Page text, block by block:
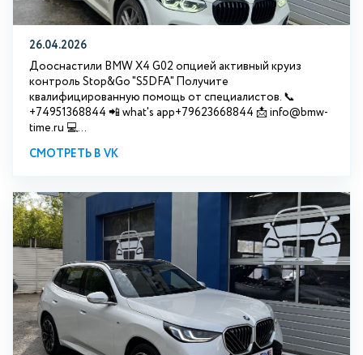
26.04.2026
Дооснастили BMW X4 G02 опцией активный круиз
контроль Stop&Go "S5DFA" Получите
квалифицированную помощь от специалистов. 📞
+74951368844 📲 what's app+79623668844 📩 info@bmw-
time.ru 💻...
СМОТРЕТЬ В VK